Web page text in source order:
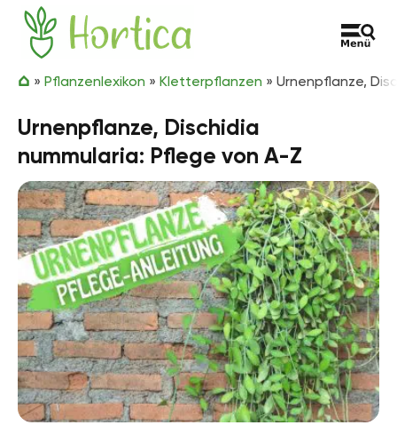
Zum Inhalt springen
Hortica
» Pflanzenlexikon » Kletterpflanzen » Urnenpflanze,
Urnenpflanze, Dischidia
nummularia: Pflege von A-Z